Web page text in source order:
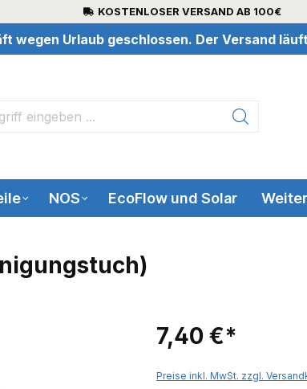
KOSTENLOSER VERSAND AB 100€
wegen Urlaub geschlossen. Der Versand
NOS EcoFlow und Solar
7,40 €*
Preise inkl. MwSt. zzgl.